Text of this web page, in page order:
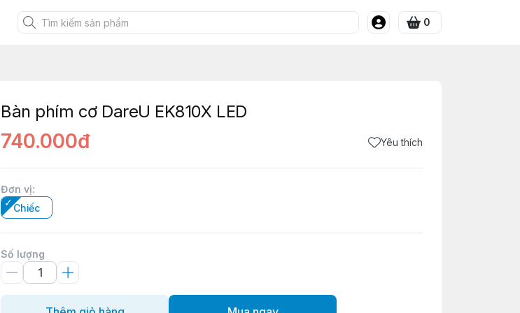
0
Bàn phím cơ DareU EK810X LED
740.000đ Yêu thích
Đơn vị:
Chiếc
Số lượng